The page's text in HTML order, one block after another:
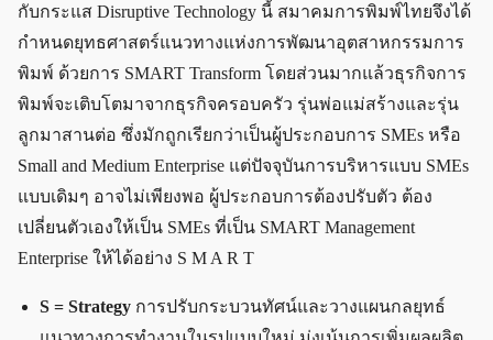
กับกระแส Disruptive Technology นี้ สมาคมการพิมพ์ไทยจึงได้
กำหนดยุทธศาสตร์แนวทางแห่งการพัฒนาอุตสาหกรรมการ
พิมพ์ ด้วยการ SMART Transform โดยส่วนมากแล้วธุรกิจการ
พิมพ์จะเติบโตมาจากธุรกิจครอบครัว รุ่นพ่อแม่สร้างและรุ่น
ลูกมาสานต่อ ซึ่งมักถูกเรียกว่าเป็นผู้ประกอบการ SMEs หรือ
Small and Medium Enterprise แต่ปัจจุบันการบริหารแบบ SMEs
แบบเดิมๆ อาจไม่เพียงพอ ผู้ประกอบการต้องปรับตัว ต้อง
เปลี่ยนตัวเองให้เป็น SMEs ที่เป็น SMART Management
Enterprise ให้ได้อย่าง S M A R T
S = Strategy การปรับกระบวนทัศน์และวางแผนกลยุทธ์